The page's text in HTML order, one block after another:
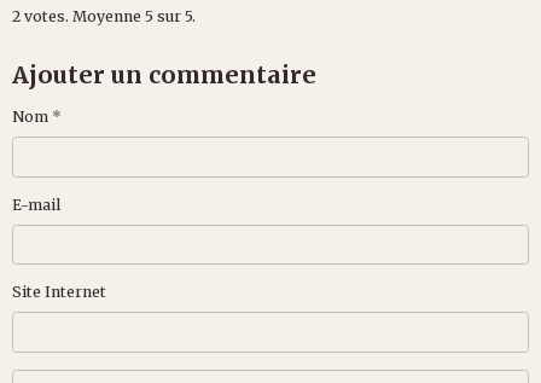
2 votes. Moyenne 5 sur 5.
Ajouter un commentaire
Nom
E-mail
Site Internet